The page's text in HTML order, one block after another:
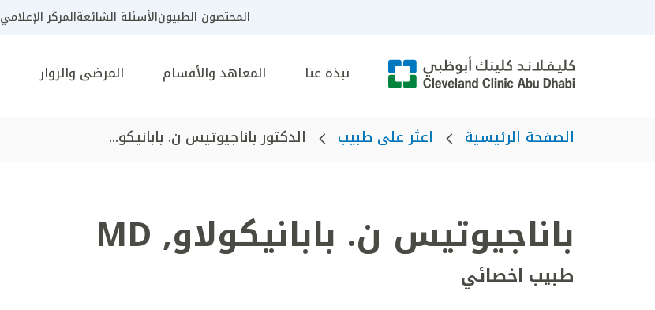
المختصون الطبيونالأسئلة الشائعةالمركز الإعلامي
نبذة عنا المعاهد والأقسام المرضى والزوار
الصفحة الرئيسية اعثر على طبيب الدكتور باناجيوتيس ن. بابانيكو...
باناجيوتيس ن. بابانيكولاو,
MD
طبيب اخصائي